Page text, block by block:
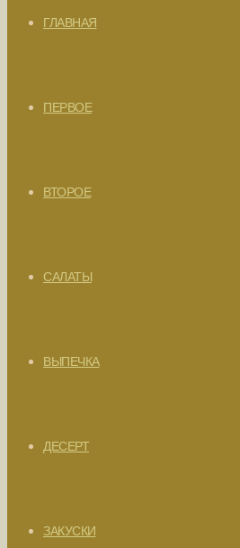
ГЛАВНАЯ
ПЕРВОЕ
ВТОРОЕ
САЛАТЫ
ВЫПЕЧКА
ДЕСЕРТ
ЗАКУСКИ